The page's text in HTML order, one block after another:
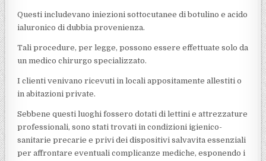
Questi includevano iniezioni sottocutanee di botulino e acido
ialuronico di dubbia provenienza.
Tali procedure, per legge, possono essere effettuate solo da
un medico chirurgo specializzato.
I clienti venivano ricevuti in locali appositamente allestiti o
in abitazioni private.
Sebbene questi luoghi fossero dotati di lettini e attrezzature
professionali, sono stati trovati in condizioni igienico-
sanitarie precarie e privi dei dispositivi salvavita essenziali
per affrontare eventuali complicanze mediche, esponendo i